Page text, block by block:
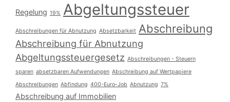
Regelung 19% Abgeltungssteuer
Abschreibungen für Abnutzung Absetzbarkeit Abschreibung
Abschreibung für Abnutzung
Abgeltungssteuergesetz Abschreibungen - Steuern
sparen absetzbaren Aufwendungen Abschreibung auf Wertpapiere
Abschreibungen Abfindung 400-Euro-Job Abnutzung 7%
Abschreibung auf Immobilien